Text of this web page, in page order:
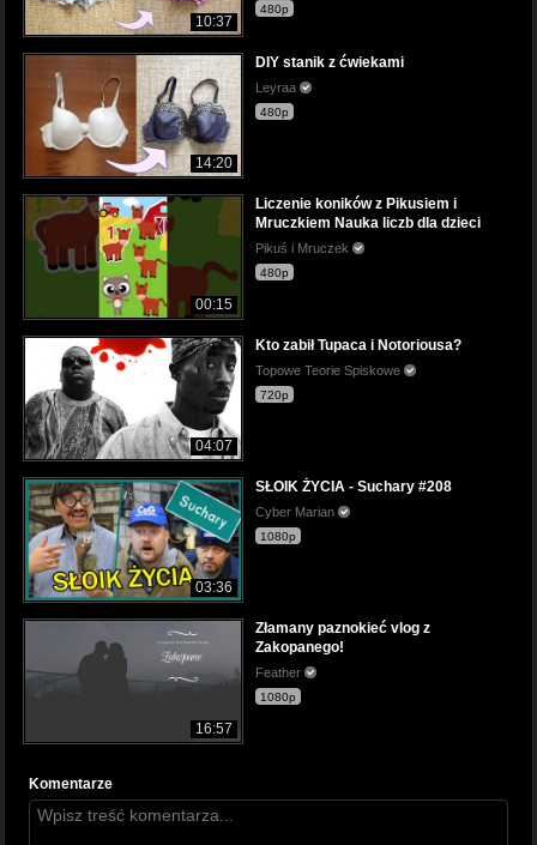
10:37
480p
14:20
DIY stanik z ćwiekami
Leyraa
480p
00:15
Liczenie koników z Pikusiem i
Mruczkiem Nauka liczb dla dzieci
Pikuś i Mruczek
480p
04:07
Kto zabił Tupaca i Notoriousa?
Topowe Teorie Spiskowe
720p
03:36
SŁOIK ŻYCIA - Suchary #208
Cyber Marian
1080p
16:57
Złamany paznokieć vlog z
Zakopanego!
Feather
1080p
Komentarze